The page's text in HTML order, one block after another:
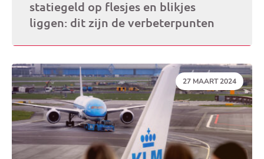
statiegeld op flesjes en blikjes
liggen: dit zijn de verbeterpunten
DATUM:
27 MAART 2024